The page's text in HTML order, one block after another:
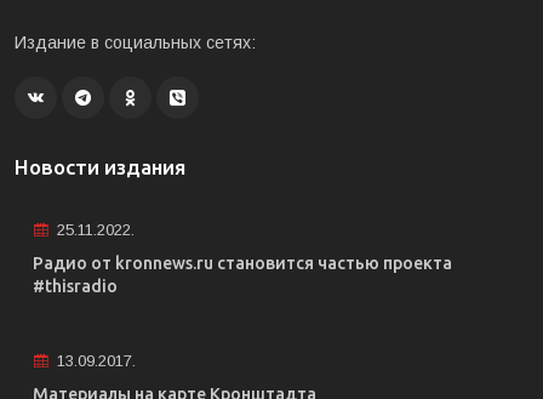
Издание в социальных сетях:
Новости издания
25.11.2022.
Радио от kronnews.ru становится частью проекта
#thisradio
13.09.2017.
Материалы на карте Кронштадта